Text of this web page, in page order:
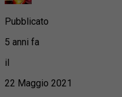
Pubblicato
5 anni fa
il
22 Maggio 2021